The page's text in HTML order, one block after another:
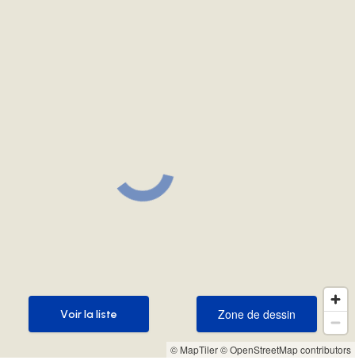
© MapTiler© OpenStreetMap contributors
Zone de dessin
Zone de dessin
Voir la liste
Voir la liste